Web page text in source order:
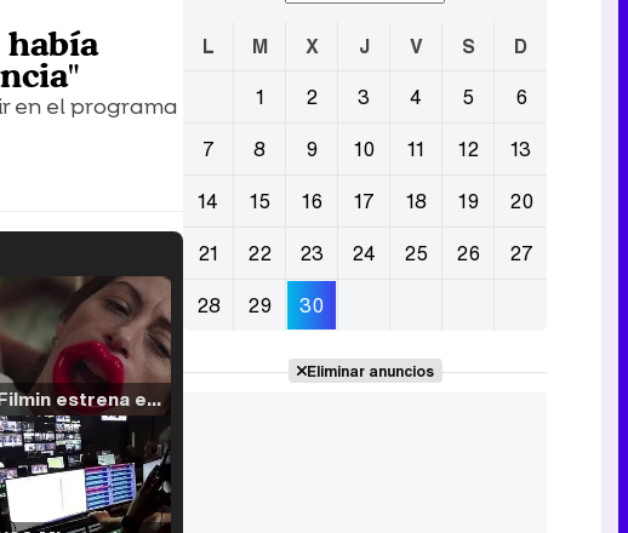
había
en el programa
Filmin estrena el tráiler de 'Millennial Mal', su nueva comedia universitaria de la mano de Lorena Iglesias
L M X J V S
D
1
2 3 4 5
6
7
8 9 10 11 12
13
14
15 16 17 18 19
20
21
22 23 24 25 26
27
28
29 30
Eliminar anuncios